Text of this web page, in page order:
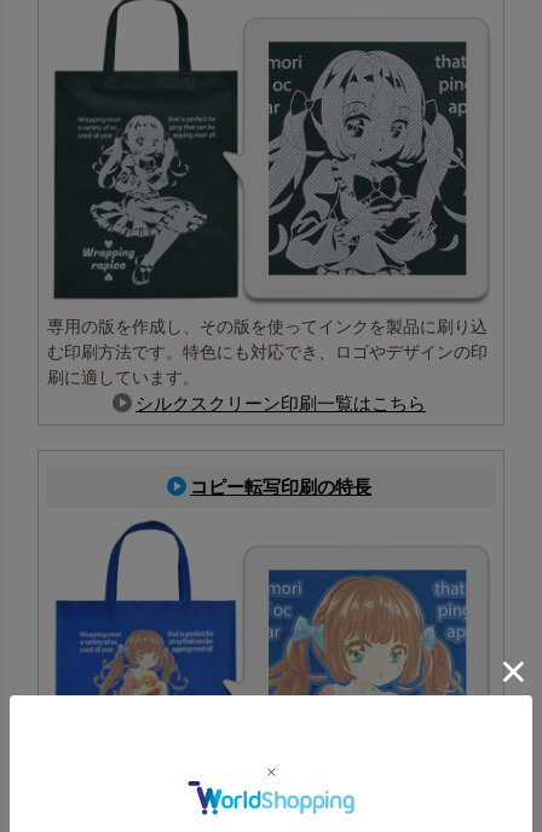
専用の版を作成し、その版を使ってインクを製品に刷り込
む印刷方法です。特色にも対応でき、ロゴやデザインの印
刷に適しています。
シルクスクリーン印刷一覧はこちら
コピー転写印刷の特長